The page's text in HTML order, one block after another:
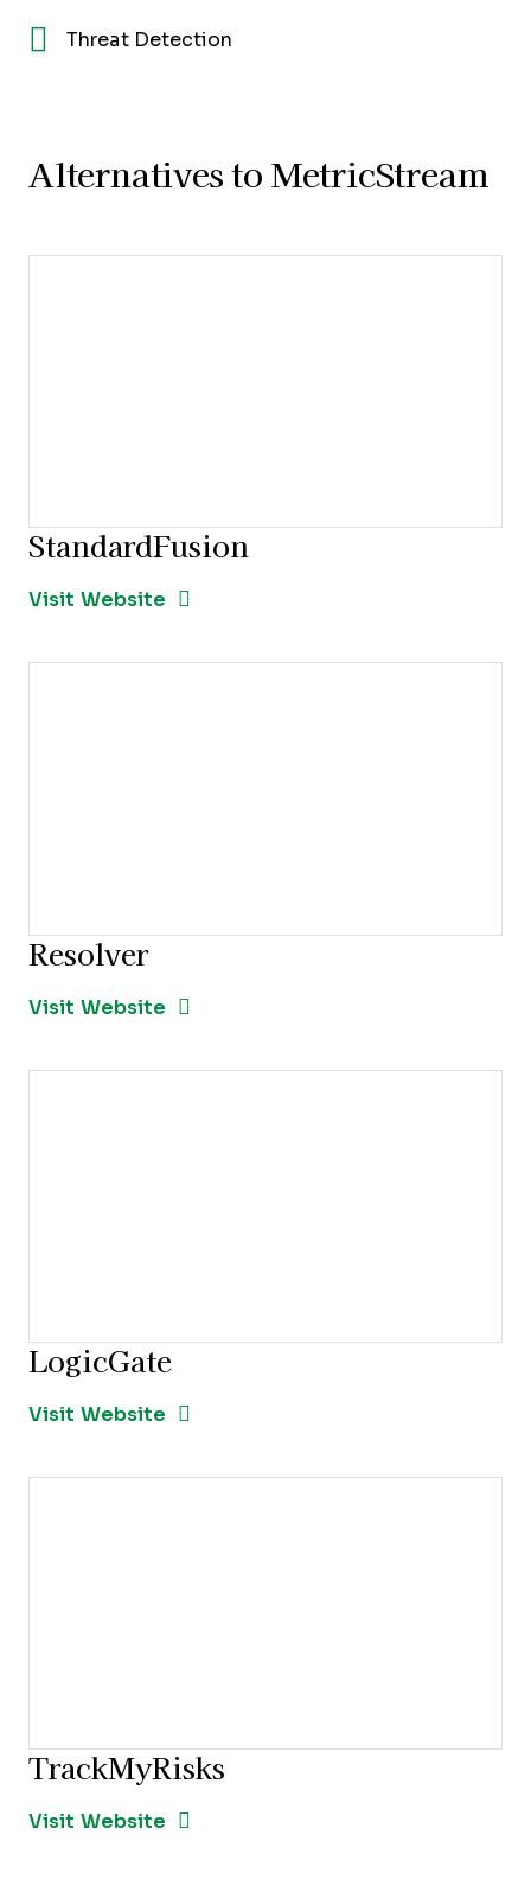
Threat Detection
Alternatives to MetricStream
StandardFusion
Visit Website Opens New Window
Resolver
Visit Website Opens New Window
LogicGate
Visit Website Opens New Window
TrackMyRisks
Visit Website Opens New Window